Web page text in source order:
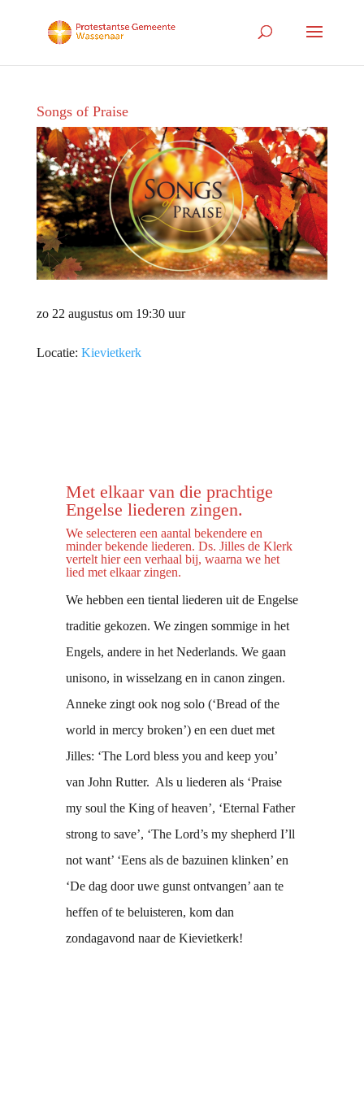
Songs of Praise
zo 22 augustus om 19:30 uur
Locatie: Kievietkerk
Met elkaar van die prachtige
Engelse liederen zingen.
We selecteren een aantal bekendere en
minder bekende liederen. Ds. Jilles de Klerk
vertelt hier een verhaal bij, waarna we het
lied met elkaar zingen.
We hebben een tiental liederen uit de Engelse
traditie gekozen. We zingen sommige in het
Engels, andere in het Nederlands. We gaan
unisono, in wisselzang en in canon zingen.
Anneke zingt ook nog solo (‘Bread of the
world in mercy broken’) en een duet met
Jilles: ‘The Lord bless you and keep you’
van John Rutter. Als u liederen als ‘Praise
my soul the King of heaven’, ‘Eternal Father
strong to save’, ‘The Lord’s my shepherd I’ll
not want’ ‘Eens als de bazuinen klinken’ en
‘De dag door uwe gunst ontvangen’ aan te
heffen of te beluisteren, kom dan
zondagavond naar de Kievietkerk!